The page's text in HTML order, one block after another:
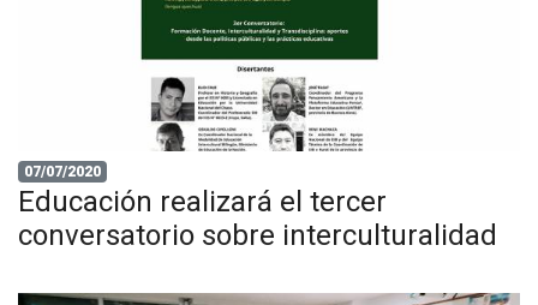
07/07/2020
Educación realizará el tercer
conversatorio sobre interculturalidad